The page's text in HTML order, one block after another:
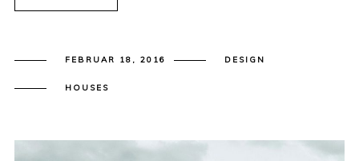
FEBRUAR 18, 2016 DESIGN
HOUSES